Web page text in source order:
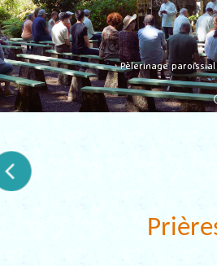
Pèlerinage